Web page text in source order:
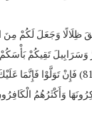
ظِلَالًا وَجَعَلَ لَكُمْ مِنَ
تَقِيكُمْ
وَأَكْثَرُهُمُ الْكَافِرُونَ